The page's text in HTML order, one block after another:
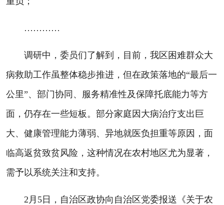
…………
调研中，委员们了解到，目前，我区困难群众大
病救助工作虽整体稳步推进，但在政策落地的“最后一
公里”、部门协同、服务精准性及保障托底能力等方
面，仍存在一些短板。部分家庭因大病治疗支出巨
大、健康管理能力薄弱、异地就医负担重等原因，面
临高返贫致贫风险，这种情况在农村地区尤为显著，
需予以系统关注和支持。
2月5日，自治区政协向自治区党委报送《关于农